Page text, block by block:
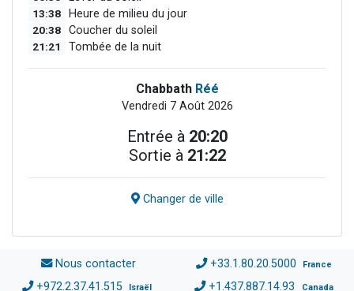
13:38 Heure de milieu du jour
20:38 Coucher du soleil
21:21 Tombée de la nuit
Chabbath Réé
Vendredi 7 Août 2026
Entrée à 20:20
Sortie à 21:22
Changer de ville
Nous contacter +33.1.80.20.5000 France
+972.2.37.41.515 Israël +1.437.887.14.93 Canada